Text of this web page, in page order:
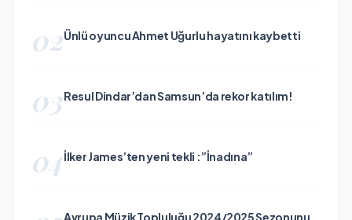
02Ünlü oyuncu Ahmet Uğurlu hayatını kaybetti
03Resul Dindar’dan Samsun’da rekor katılım!
04İlker James’ten yeni tekli :”İnadına”
Avrupa Müzik Topluluğu 2024/2025 Sezonunu